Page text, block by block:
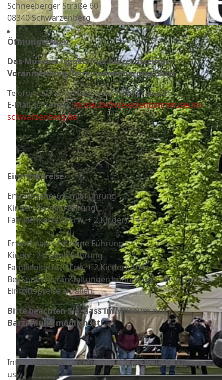
Schneeberger Straße 60
08340 Schwarzenberg
Öffnungszeiten
Das Museum ist geöffnet bei rechtzeitiger
Voranmeldung/Terminvereinbarung unter
Telefon:03774 1609890 oder 0160 97464686
E-Mail schreiben:museum@vse-eisenbahnmuseum-
schwarzenberg.de
Eintrittspreise
Erwachsene: 6 € mit Führung
Kinder: 4 € mit Führung
Familienkarte (2 Erw. + 2 Kinder): 14 €
Erwachsene: 4 € ohne Führung
Kinder: 2 € ohne Führung
Familienkarte (2 Erw. + 2 Kinder): 10 €
Bei Sonderveranstaltungen können ggf. abweichende
Eintrittspreise anfallen.
Bitte beachten Sie, dass im Museum nur
Barzahlung möglich ist!
Informationen zum Museum / Bestellung Führungen
usw.